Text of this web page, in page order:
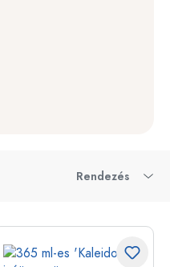
Rendezés